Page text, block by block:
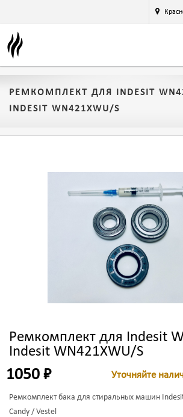
РЕМКОМПЛЕКТ ДЛЯ INDESIT
INDESIT WN421XWU/S
Ремкомплект для Indesit
Indesit WN421XWU/S
1050 ₽ Уточняйте
Ремкомплект бака для стиральных машин
Candy / Vestel